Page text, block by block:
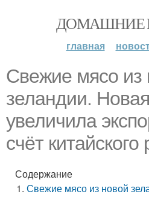
ДОМАШНИЕ
главная
Свежие мясо из
зеландии.
увеличила
счёт
Содержание
Свежие мясо из новой